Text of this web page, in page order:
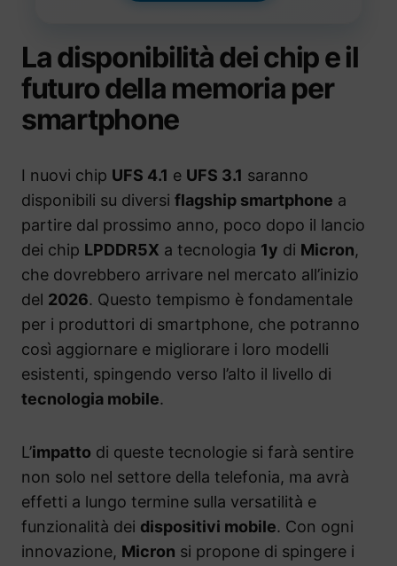
La disponibilità dei chip e il
futuro della memoria per
smartphone
I nuovi chip UFS 4.1 e UFS 3.1 saranno
disponibili su diversi flagship smartphone a
partire dal prossimo anno, poco dopo il lancio
dei chip LPDDR5X a tecnologia 1y di Micron,
che dovrebbero arrivare nel mercato all’inizio
del 2026. Questo tempismo è fondamentale
per i produttori di smartphone, che potranno
così aggiornare e migliorare i loro modelli
esistenti, spingendo verso l’alto il livello di
tecnologia mobile.
L’impatto di queste tecnologie si farà sentire
non solo nel settore della telefonia, ma avrà
effetti a lungo termine sulla versatilità e
funzionalità dei dispositivi mobile. Con ogni
innovazione, Micron si propone di spingere i